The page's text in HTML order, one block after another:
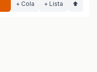
+ Cola + Lista ⬆